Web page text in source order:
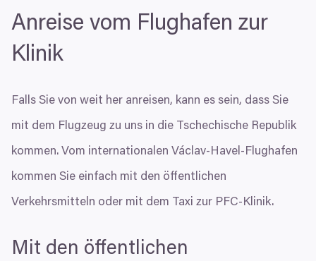
Anreise vom Flughafen zur
Klinik
Falls Sie von weit her anreisen, kann es sein, dass Sie
mit dem Flugzeug zu uns in die Tschechische Republik
kommen. Vom internationalen Václav-Havel-Flughafen
kommen Sie einfach mit den öffentlichen
Verkehrsmitteln oder mit dem Taxi zur PFC-Klinik.
Mit den öffentlichen